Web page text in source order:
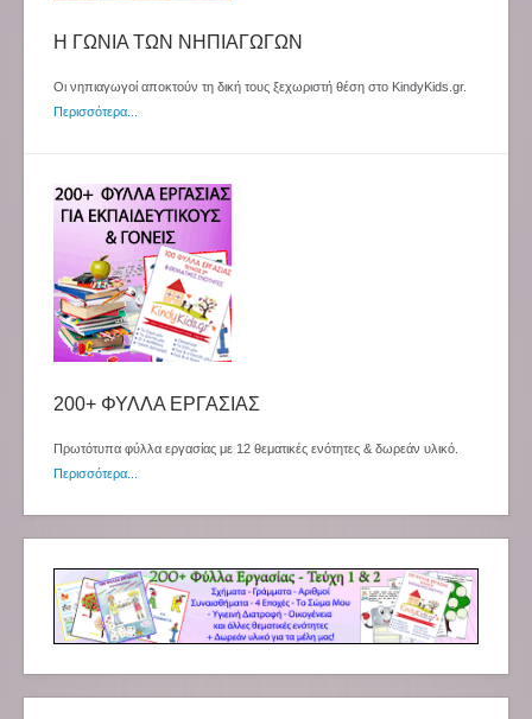
Η ΓΩΝΙΑ ΤΩΝ ΝΗΠΙΑΓΩΓΩΝ
Οι νηπιαγωγοί αποκτούν τη δική τους ξεχωριστή θέση στο KindyKids.gr.
Περισσότερα...
200+ ΦΥΛΛΑ ΕΡΓΑΣΙΑΣ
Πρωτότυπα φύλλα εργασίας με 12 θεματικές ενότητες & δωρεάν υλικό.
Περισσότερα...